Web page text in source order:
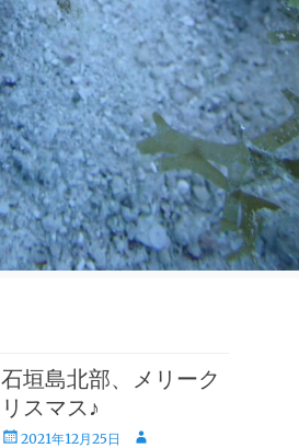
石垣島北部、メリーク
リスマス♪
投 2021年12月25日
投